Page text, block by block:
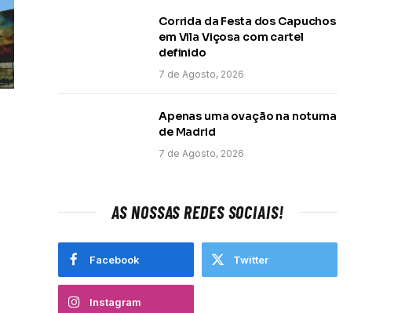
Corrida da Festa dos Capuchos
em Vila Viçosa com cartel
definido
7 de Agosto, 2026
Apenas uma ovação na noturna
de Madrid
7 de Agosto, 2026
AS NOSSAS REDES SOCIAIS!
Facebook Twitter
Instagram